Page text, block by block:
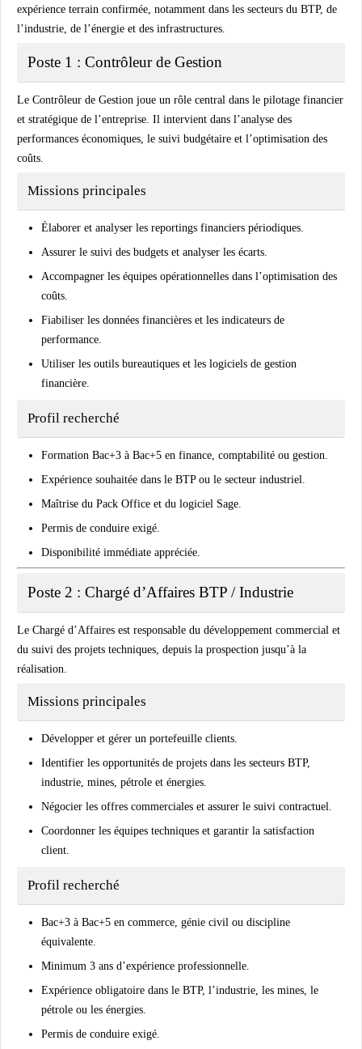
expérience terrain confirmée, notamment dans les secteurs du BTP, de
l’industrie , de l’énergie et des infrastructures
Poste 1 : Contrôleur de Gestion
Le Contrôleur de Gestion joue un rôle central dans le pilotage financier
et stratégique de l’entreprise. Il intervient dans l’analyse des
performances économiques, le suivi budgétaire et l’optimisation des
coûts.
Missions principales
Élaborer et analyser les reportings financiers périodiques.
Assurer le suivi des budgets et analyser les écarts.
Accompagner les équipes opérationnelles dans l’optimisation des
coûts.
Fiabiliser les données financières et les indicateurs de
performance.
Utiliser les outils bureautiques et les logiciels de gestion
financière.
Profil recherché
Formation Bac+3 à Bac+5 en finance, comptabilité ou gestion.
Expérience souhaitée dans le BTP ou le secteur industriel.
Maîtrise du Pack Office et du logiciel Sage.
Permis de conduire exigé.
Disponibilité immédiate appréciée.
Poste 2 : Chargé d’Affaires BTP / Industrie
Le Chargé d’Affaires est responsable du développement commercial et
du suivi des projets techniques, depuis la prospection jusqu’à la
réalisation.
Missions principales
Développer et gérer un portefeuille clients.
Identifier les opportunités de projets dans les secteurs BTP,
industrie, mines, pétrole et énergies.
Négocier les offres commerciales et assurer le suivi contractuel.
Coordonner les équipes techniques et garantir la satisfaction
client.
Profil recherché
Bac+3 à Bac+5 en commerce, génie civil ou discipline
équivalente.
Minimum 3 ans d’expérience professionnelle.
Expérience obligatoire dans le BTP, l’industrie, les mines, le
pétrole ou les énergies.
Permis de conduire exigé.